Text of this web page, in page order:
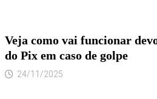
Veja como vai funcionar
do Pix em caso de golpe
24/11/2025